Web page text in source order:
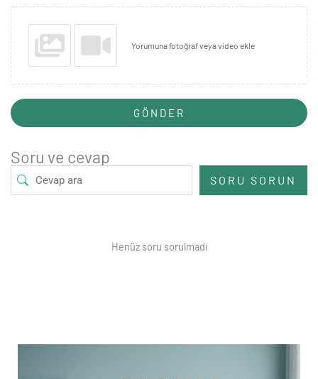
Yorumuna fotoğraf veya video ekle
GÖNDER
Soru ve cevap
SORU SORUN
Henüz soru sorulmadı